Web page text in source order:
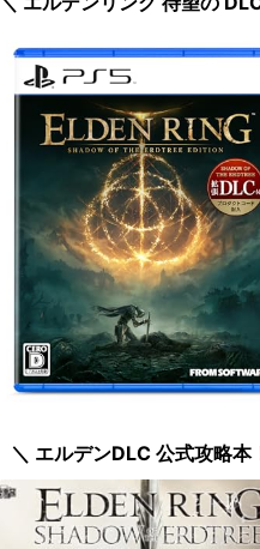
＼ エルデンDLC 公式攻略本